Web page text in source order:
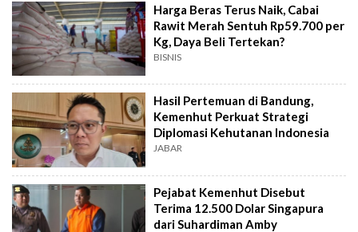
Harga Beras Terus Naik, Cabai
Rawit Merah Sentuh Rp59.700 per
Kg, Daya Beli Tertekan?
BISNIS
Hasil Pertemuan di Bandung,
Kemenhut Perkuat Strategi
Diplomasi Kehutanan Indonesia
JABAR
Pejabat Kemenhut Disebut
Terima 12.500 Dolar Singapura
dari Suhardiman Amby